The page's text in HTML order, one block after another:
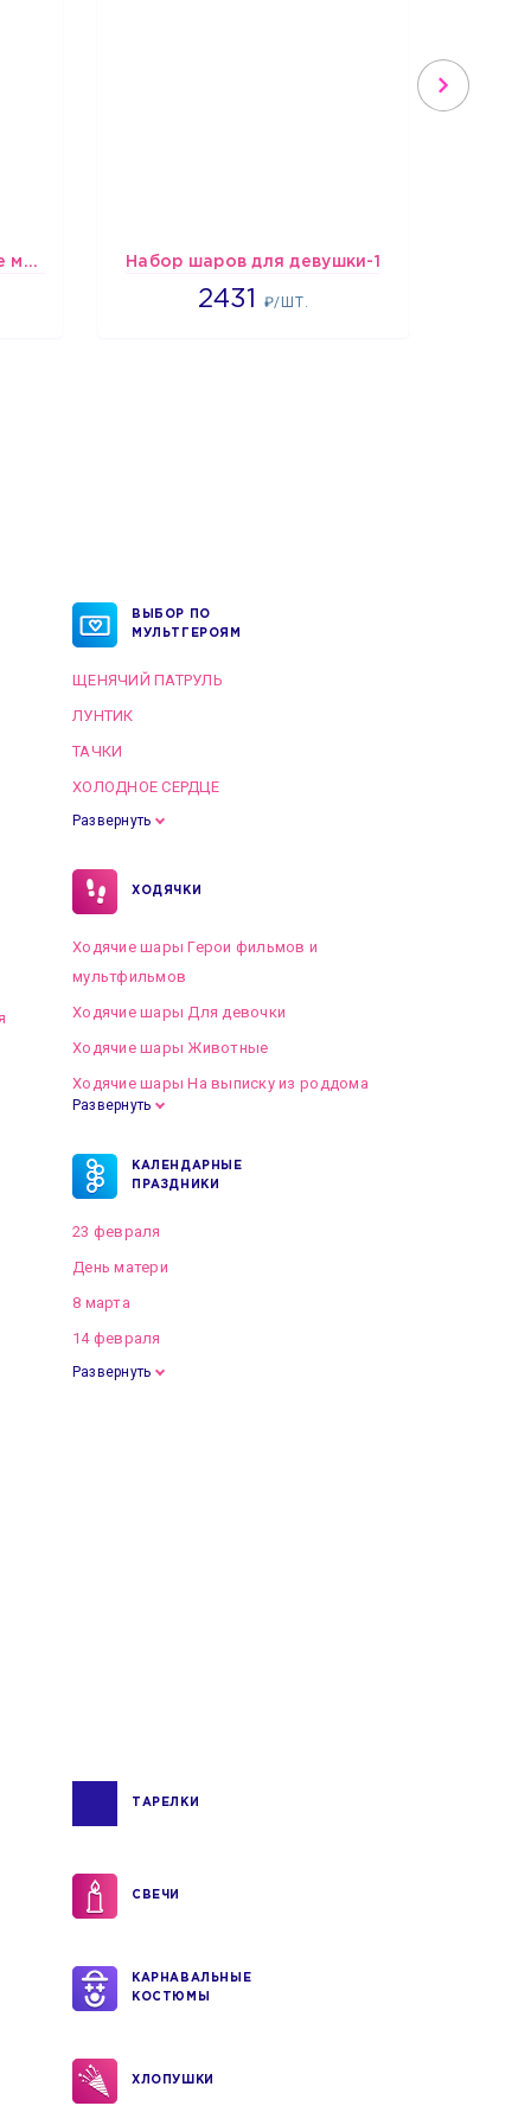
шары Сине-бело-голубые металлик Набор шаров для девушки-1
2431 ₽/ШТ.
2431
ВЫБОР ПО
МУЛЬТГЕРОЯМ
ЩЕНЯЧИЙ ПАТРУЛЬ
ЛУНТИК
ТАЧКИ
ХОЛОДНОЕ СЕРДЦЕ
Развернуть
ХОДЯЧКИ
Ходячие шары Герои фильмов и
мультфильмов
Ходячие шары Для девочки
Ходячие шары Животные
Ходячие шары На выписку из роддома
Развернуть
КАЛЕНДАРНЫЕ
ПРАЗДНИКИ
23 февраля
День матери
8 марта
14 февраля
Развернуть
ТАРЕЛКИ
СВЕЧИ
КАРНАВАЛЬНЫЕ
КОСТЮМЫ
ХЛОПУШКИ